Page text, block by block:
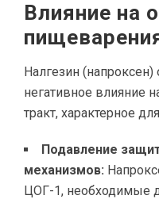
Влияние на
Налгезин (напроксен)
негативное влияние
тракт, характерное
Подавление
механизмов:
ЦОГ-1, необходимые